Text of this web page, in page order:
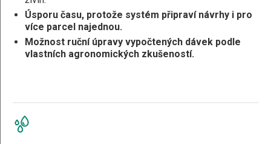
Úsporu času, protože systém připraví návrhy i pro
více parcel najednou.
Možnost ruční úpravy vypočtených dávek podle
vlastních agronomických zkušeností.